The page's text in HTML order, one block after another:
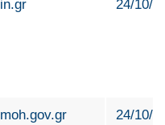
in.gr 24/10/
moh.gov.gr 24/10/